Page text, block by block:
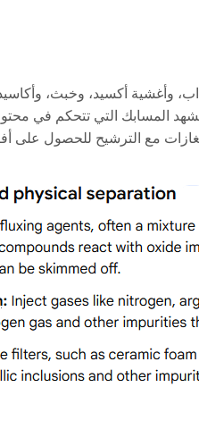
وأغشية أكسيد، وخبث،
المسابك التي تتحكم في
مع الترشيح للحصول على